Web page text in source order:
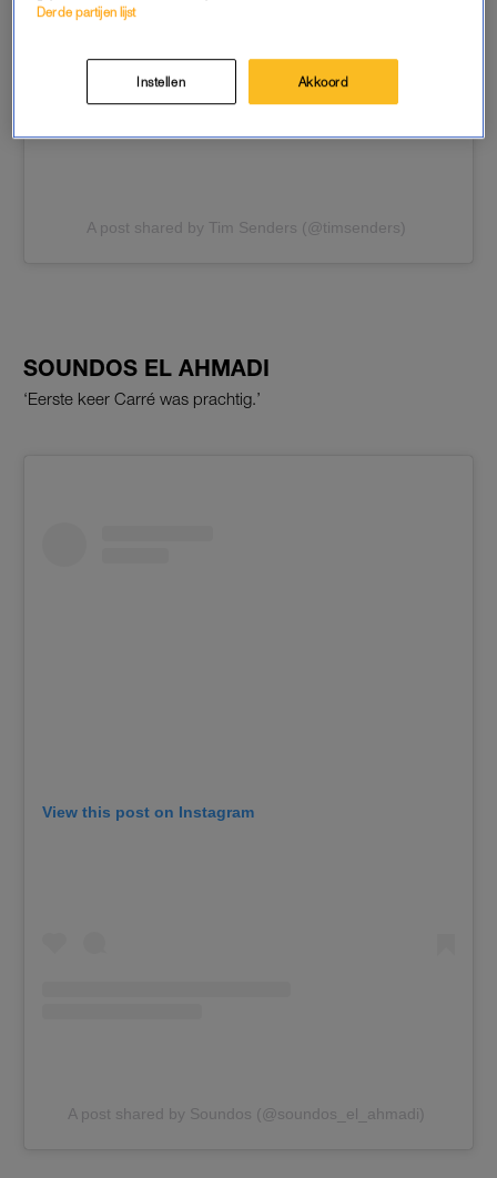
A post shared by Tim Senders (@timsenders)
SOUNDOS EL AHMADI
‘Eerste keer Carré was prachtig.’
View this post on Instagram
A post shared by Soundos (@soundos_el_ahmadi)
Derde partijen lijst
Instellen Akkoord